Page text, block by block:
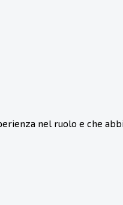
nel ruolo e che